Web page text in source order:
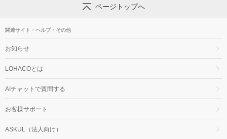
ページトップへ
関連サイト・ヘルプ・その他
お知らせ
LOHACOとは
AIチャットで質問する
お客様サポート
ASKUL（法人向け）